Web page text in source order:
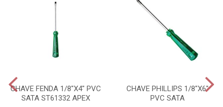
CHAVE FENDA 1/8"X4" PVC
SATA ST61332 APEX
CHAVE PHILLIPS 1/8"X6"
PVC SATA